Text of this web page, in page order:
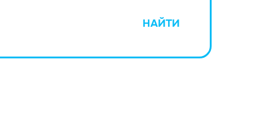
НАЙТИ